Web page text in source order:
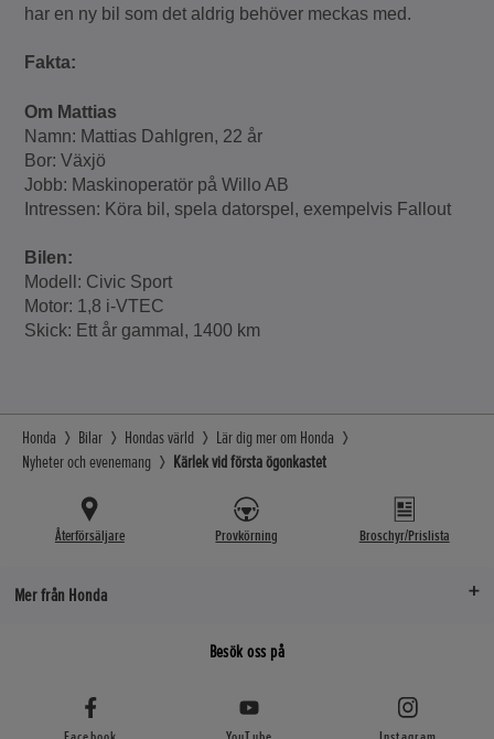
har en ny bil som det aldrig behöver meckas med.
Fakta:
Om Mattias
Namn: Mattias Dahlgren, 22 år
Bor: Växjö
Jobb: Maskinoperatör på Willo AB
Intressen: Köra bil, spela datorspel, exempelvis Fallout
Bilen:
Modell: Civic Sport
Motor: 1,8 i-VTEC
Skick: Ett år gammal, 1400 km
Honda Bilar Hondas värld
Lär dig mer om Honda
Nyheter och evenemang
Kärlek vid första ögonkastet
Återförsäljare Provkörning Broschyr/Prislista
Mer från Honda
Besök oss på